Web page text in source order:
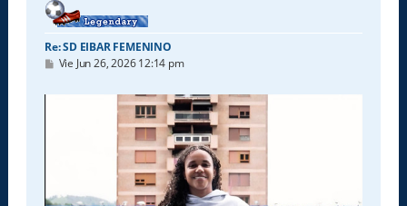
Re: SD EIBAR FEMENINO
M
Vie Jun 26, 2026 12:14 pm